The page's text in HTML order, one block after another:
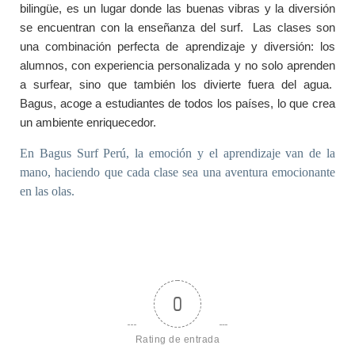
bilingüe, es un lugar donde las buenas vibras y la diversión
se encuentran con la enseñanza del surf. Las clases son
una combinación perfecta de aprendizaje y diversión: los
alumnos, con experiencia personalizada y no solo aprenden
a surfear, sino que también los divierte fuera del agua.
Bagus, acoge a estudiantes de todos los países, lo que crea
un ambiente enriquecedor.
En Bagus Surf Perú, la emoción y el aprendizaje van de la
mano, haciendo que cada clase sea una aventura emocionante
en las olas.
0
Rating de entrada